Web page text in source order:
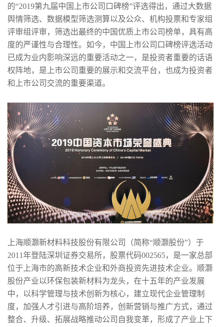
的“2019第九届中国上市公司口碑榜”评选得出，通过大数据
舆情筛选、数据模型筛选测算以及公众、机构投票和专家组
评审组评审，筛选出最终的中国优质上市公司榜单，具有高
度的严谨性与合理性。如今，中国上市公司口碑榜评选活动
已成为业内影响深远的重要活动之一，是投资者重要的话语
权阵地，是上市公司重要的展示和交流平台，也成为投资者
和上市公司交流的重要渠道。
上海顺灏新材料科技股份有限公司（简称“顺灏股份”）于
2011年登陆深圳证券交易所，股票代码002565，是一家总部
位于上海市的高新技术企业和外商投资先进技术企业。顺灏
股份产业以环保包装新材料为龙头，在十五年的产业发展
中，以科学管理与技术创新为核心，建立现代企业管理制
度，加强人才引进与高阶培养，创新营销与推广方式，通过
整合、升级、拓展战略推动公司自我变革，形成了产业上下